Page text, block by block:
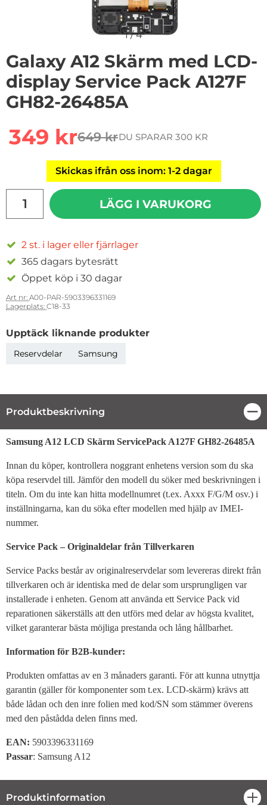
1/4
Galaxy A12 Skärm med LCD-
display Service Pack A127F
GH82-26485A
rea pris
349 krtidigare pris
649 krDU SPARAR 300 KR
Skickas ifrån oss inom: 1-2 dagar
LÄGG I VARUKORG
2 st. i lager eller fjärrlager
365 dagars bytesrätt
Öppet köp i 30 dagar
Art nr: A00-PAR-5903396331169
Lagerplats: C18-33
Upptäck liknande produkter
Reservdelar Samsung
Produktbeskrivning
Produktbeskrivning
Samsung A12 LCD Skärm ServicePack A127F GH82-26485A
Innan du köper, kontrollera noggrant enhetens version som du ska
köpa reservdel till. Jämför den modell du söker med beskrivningen i
titeln. Om du inte kan hitta modellnumret (t.ex. Axxx F/G/M osv.) i
inställningarna, kan du söka efter modellen med hjälp av IMEI-
nummer.
Service Pack – Originaldelar från Tillverkaren
Service Packs består av originalreservdelar som levereras direkt från
tillverkaren och är identiska med de delar som ursprungligen var
installerade i enheten. Genom att använda ett Service Pack vid
reparationen säkerställs att den utförs med delar av högsta kvalitet,
vilket garanterar bästa möjliga prestanda och lång hållbarhet.
Information för B2B-kunder:
Produkten omfattas av en 3 månaders garanti. För att kunna utnyttja
garantin (gäller för komponenter som t.ex. LCD-skärm) krävs att
både lådan och den inre folien med kod/SN som stämmer överens
med den påstådda delen finns med.
EAN: 5903396331169
Passar: Samsung A12
Produktinformation